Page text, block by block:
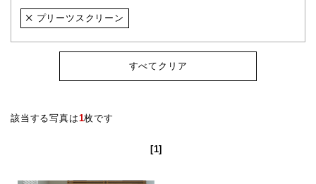
プリーツスクリーン
すべてクリア
該当する写真は1枚です
[1]